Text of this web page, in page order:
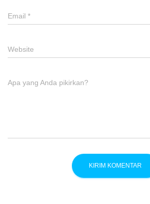
Email *
Website
Apa yang Anda pikirkan?